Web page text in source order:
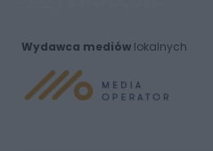
Wydawca mediówlokalnych